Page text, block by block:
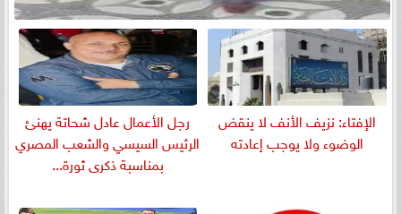
الإفتاء: نزيف الأنف لا ينقض
الوضوء ولا يوجب إعادته
رجل الأعمال عادل شحاتة يهنئ
الرئيس السيسي والشعب المصري
بمناسبة ذكرى ثورة...